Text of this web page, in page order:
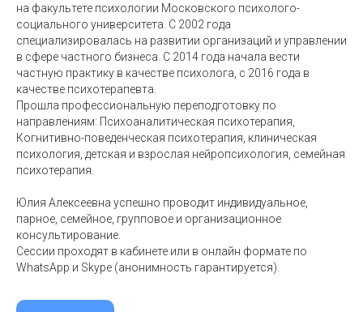
на факультете психологии Московского психолого-
социального университета. С 2002 года
специализировалась на развитии организаций и управлении
в сфере частного бизнеса. С 2014 года начала вести
частную практику в качестве психолога, с 2016 года в
качестве психотерапевта.
Прошла профессиональную переподготовку по
направлениям: Психоаналитическая психотерапия,
Когнитивно-поведенческая психотерапия, клиническая
психология, детская и взрослая нейропсихология, семейная
психотерапия.
Юлия Алексеевна успешно проводит индивидуальное,
парное, семейное, групповое и организационное
консультирование.
Сессии проходят в кабинете или в онлайн формате по
WhatsApp и Skype (анонимность гарантируется).